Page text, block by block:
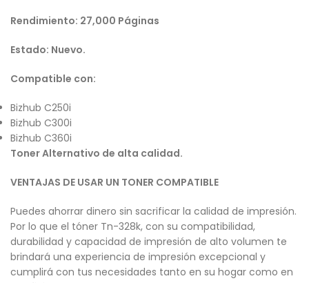
Rendimiento: 27,000 Páginas
Estado: Nuevo.
Compatible con:
Bizhub C250i
Bizhub C300i
Bizhub C360i
Toner Alternativo de alta calidad.
VENTAJAS DE USAR UN TONER COMPATIBLE
Puedes ahorrar dinero sin sacrificar la calidad de impresión.
Por lo que el tóner Tn-328k, con su compatibilidad,
durabilidad y capacidad de impresión de alto volumen te
brindará una experiencia de impresión excepcional y
cumplirá con tus necesidades tanto en su hogar como en